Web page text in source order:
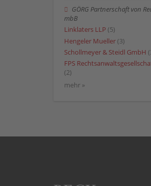
GÖRG Partnerschaft von
mbB
Linklaters LLP (5)
Hengeler Mueller (3)
Schollmeyer & Steidl GmbH
FPS
(2)
mehr »